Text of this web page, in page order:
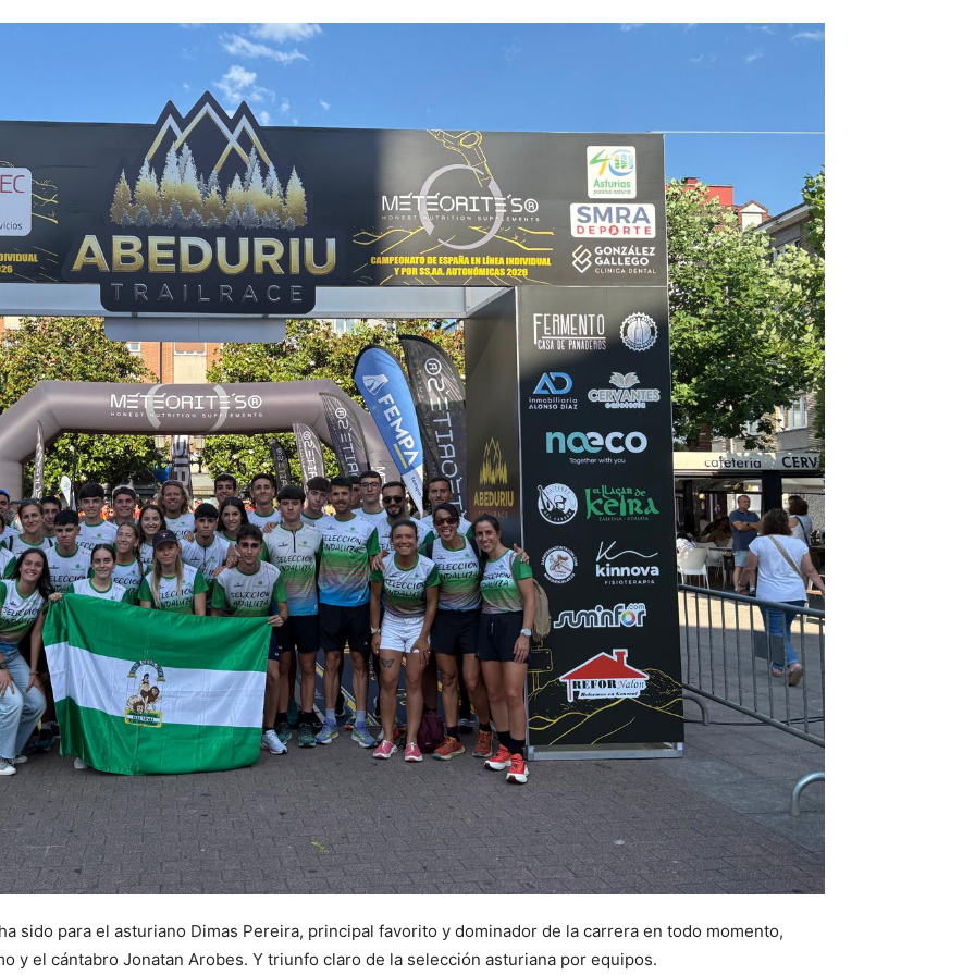
sido para el asturiano Dimas Pereira, principal favorito y dominador de la carrera en todo momento,
y el cántabro Jonatan Arobes. Y triunfo claro de la selección asturiana por equipos.